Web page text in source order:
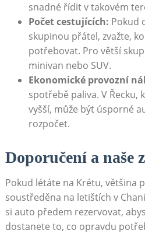
snadné řídit v takovém
Počet cestujících: Pokud
skupinou přátel, zvažte,
potřebovat. Pro větší
minivan nebo SUV.
Ekonomické provozní
spotřebě paliva. V Řecku,
vyšší, může být úsporné
rozpočet.
Doporučení a naše
Pokud létáte na Krétu, většina
soustředěna na letištích v
si auto předem rezervovat,
dostanete to, co opravdu